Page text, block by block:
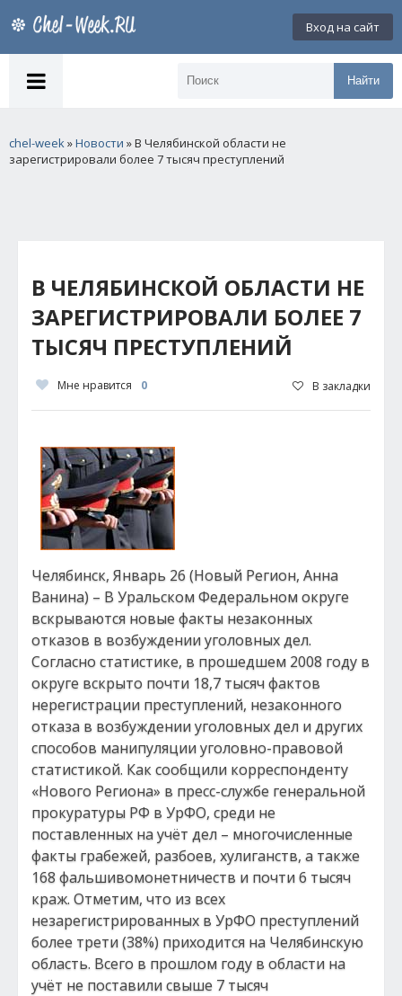
Вход на сайт
Найти
chel-week»Новости » В Челябинской области не
зарегистрировали более 7 тысяч преступлений
В ЧЕЛЯБИНСКОЙ ОБЛАСТИ НЕ
ЗАРЕГИСТРИРОВАЛИ БОЛЕЕ 7
ТЫСЯЧ ПРЕСТУПЛЕНИЙ
Мне нравится 0 В закладки
Челябинск, Январь 26 (Новый Регион, Анна
Ванина) – В Уральском Федеральном округе
вскрываются новые факты незаконных
отказов в возбуждении уголовных дел.
Согласно статистике, в прошедшем 2008 году в
округе вскрыто почти 18,7 тысяч фактов
нерегистрации преступлений, незаконного
отказа в возбуждении уголовных дел и других
способов манипуляции уголовно-правовой
статистикой. Как сообщили корреспонденту
«Нового Региона» в пресс-службе генеральной
прокуратуры РФ в УрФО, среди не
поставленных на учёт дел – многочисленные
факты грабежей, разбоев, хулиганств, а также
168 фальшивомонетничеств и почти 6 тысяч
краж. Отметим, что из всех
незарегистрированных в УрФО преступлений
более трети (38%) приходится на Челябинскую
область. Всего в прошлом году в области на
учёт не поставили свыше 7 тысяч